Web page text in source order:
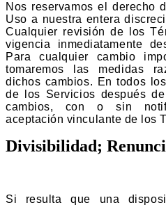
Nos reservamos el derecho
Uso a nuestra entera
Cualquier revisión de los
vigencia inmediatamente
Para cualquier cambio
tomaremos las medidas
dichos cambios. En todos
de los Servicios después
cambios, con o sin
aceptación vinculante de los
Divisibilidad;
Si resulta que una